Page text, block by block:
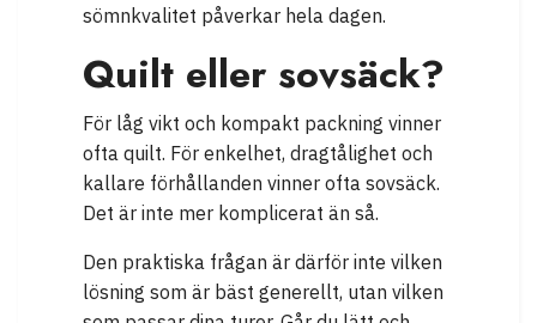
sömnkvalitet påverkar hela dagen.
Quilt eller sovsäck?
För låg vikt och kompakt packning vinner
ofta quilt. För enkelhet, dragtålighet och
kallare förhållanden vinner ofta sovsäck.
Det är inte mer komplicerat än så.
Den praktiska frågan är därför inte vilken
lösning som är bäst generellt, utan vilken